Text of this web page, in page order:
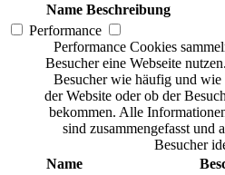
Name Beschreibung
Performance
Performance Cookies
Besucher eine Webseite
Besucher wie häufig und wie
der Website oder ob der
bekommen. Alle
sind zusammengefasst und
Besucher
Name